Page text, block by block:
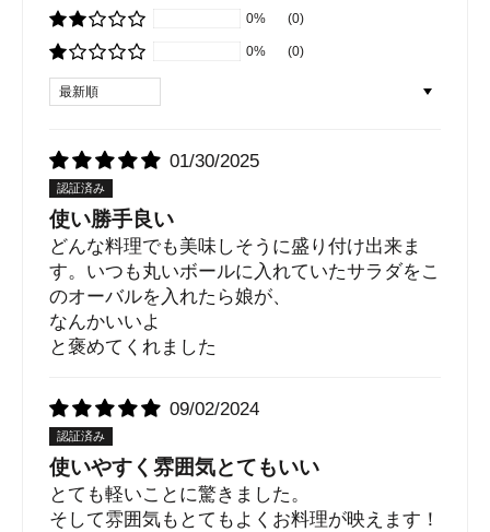
0% (0)
0% (0)
Sort by
01/30/2025
使い勝手良い
どんな料理でも美味しそうに盛り付け出来ま
す。いつも丸いボールに入れていたサラダをこ
のオーバルを入れたら娘が、
なんかいいよ
と褒めてくれました
09/02/2024
使いやすく雰囲気とてもいい
とても軽いことに驚きました。
そして雰囲気もとてもよくお料理が映えます！